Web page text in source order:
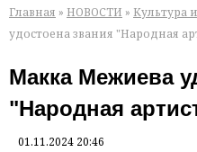
Главная » НОВОСТИ » Культура
удостоена звания "Народная
Макка Межиева
"Народная
01.11.2024 20:46